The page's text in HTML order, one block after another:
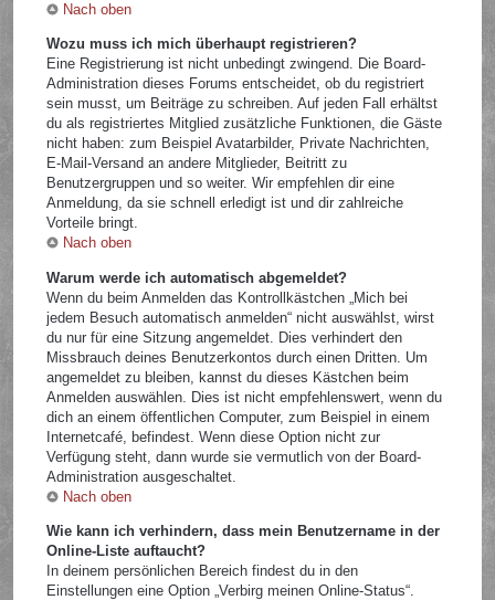
Nach oben
Wozu muss ich mich überhaupt registrieren?
Eine Registrierung ist nicht unbedingt zwingend. Die Board-
Administration dieses Forums entscheidet, ob du registriert
sein musst, um Beiträge zu schreiben. Auf jeden Fall erhältst
du als registriertes Mitglied zusätzliche Funktionen, die Gäste
nicht haben: zum Beispiel Avatarbilder, Private Nachrichten,
E-Mail-Versand an andere Mitglieder, Beitritt zu
Benutzergruppen und so weiter. Wir empfehlen dir eine
Anmeldung, da sie schnell erledigt ist und dir zahlreiche
Vorteile bringt.
Nach oben
Warum werde ich automatisch abgemeldet?
Wenn du beim Anmelden das Kontrollkästchen „Mich bei
jedem Besuch automatisch anmelden“ nicht auswählst, wirst
du nur für eine Sitzung angemeldet. Dies verhindert den
Missbrauch deines Benutzerkontos durch einen Dritten. Um
angemeldet zu bleiben, kannst du dieses Kästchen beim
Anmelden auswählen. Dies ist nicht empfehlenswert, wenn du
dich an einem öffentlichen Computer, zum Beispiel in einem
Internetcafé, befindest. Wenn diese Option nicht zur
Verfügung steht, dann wurde sie vermutlich von der Board-
Administration ausgeschaltet.
Nach oben
Wie kann ich verhindern, dass mein Benutzername in der
Online-Liste auftaucht?
In deinem persönlichen Bereich findest du in den
Einstellungen eine Option „Verbirg meinen Online-Status“.